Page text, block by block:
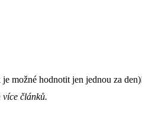
možné hodnotit jen jednou za
více článků.